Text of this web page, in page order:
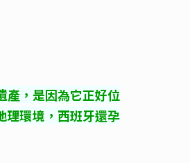
產，是因為它正好位
理環境，西班牙還孕